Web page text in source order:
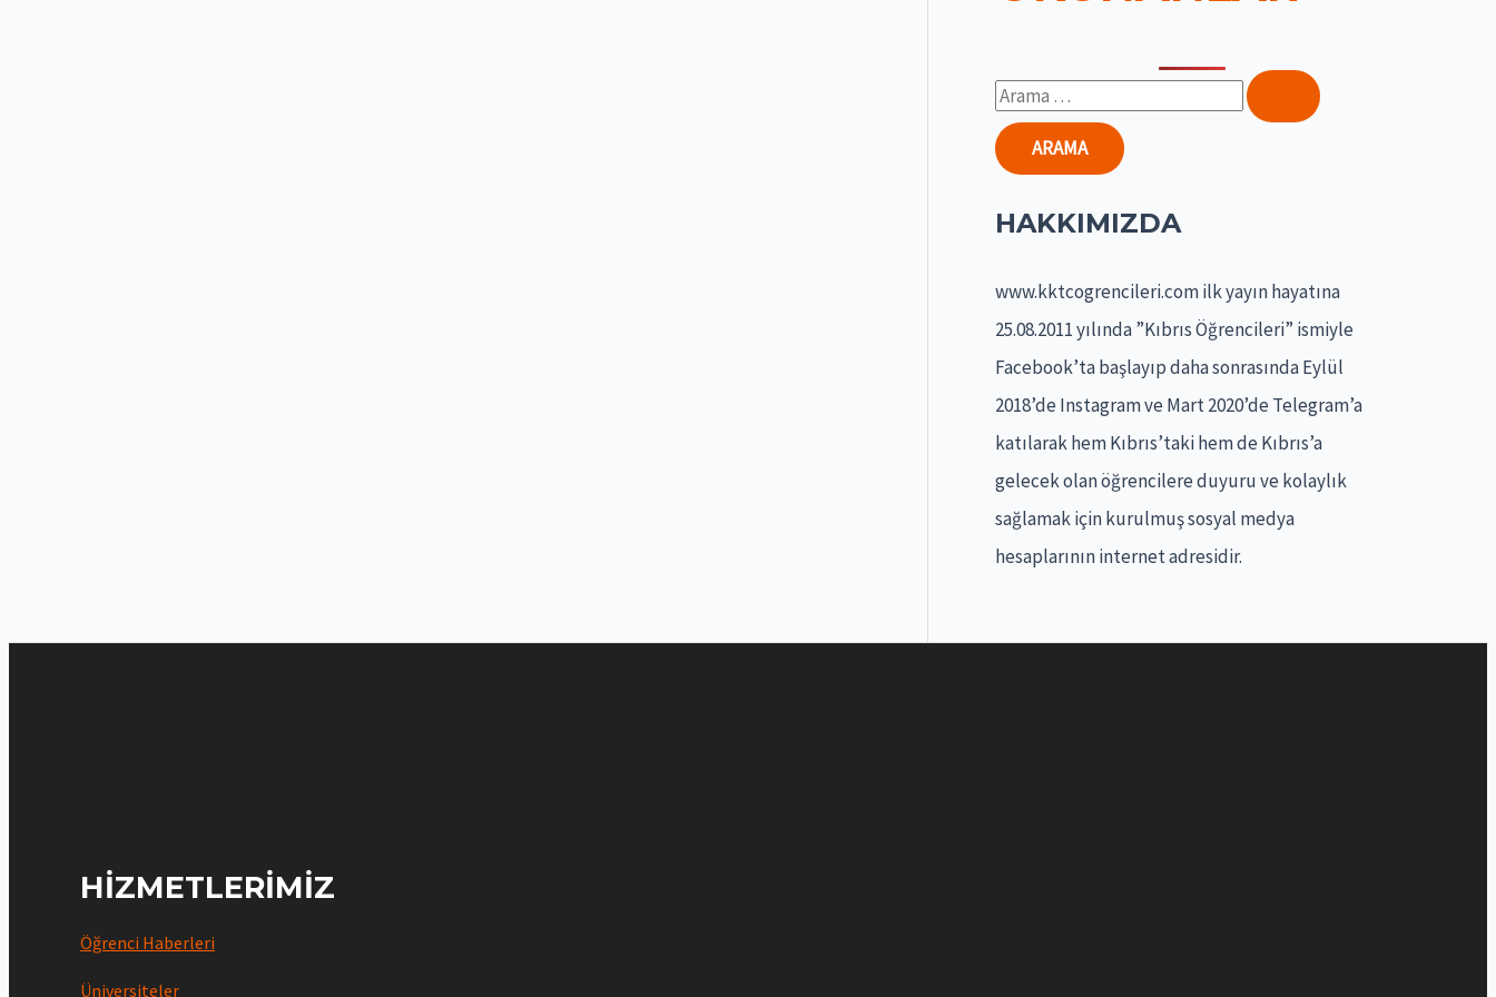
S
e
a
c
:
HAKKIMIZDA
www.kktcogrencileri.com ilk yayın hayatına
25.08.2011 yılında ”Kıbrıs Öğrencileri” ismiyle
Facebook’ta başlayıp daha sonrasında Eylül
2018’de Instagram ve Mart 2020’de Telegram’a
katılarak hem Kıbrıs’taki hem de Kıbrıs’a
gelecek olan öğrencilere duyuru ve kolaylık
sağlamak için kurulmuş sosyal medya
hesaplarının internet adresidir.
HIZMETLERIMIZ
Öğrenci Haberleri
Üniversiteler